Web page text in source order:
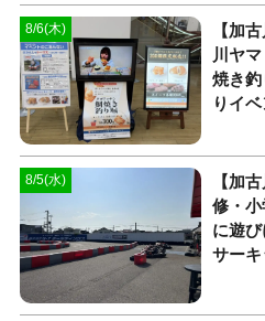
8/6(木)
【加
川ヤ
焼き
りイベ
8/5(水)
【加
修・
に遊
サーキ